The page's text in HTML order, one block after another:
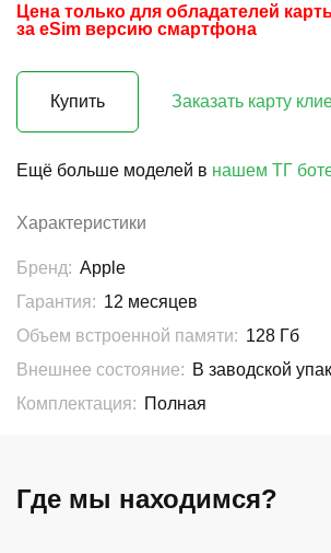
Цена только для обладателей
за eSim версию смартфона
Купить Заказать карту
Ещё больше моделей в нашем ТГ
Характеристики
Бренд: Apple
Гарантия: 12 месяцев
Объем встроенной памяти: 128 Гб
Внешнее состояние: В заводской
Комплектация: Полная
Где мы находимся?